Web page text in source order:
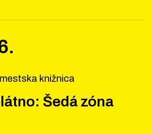
.
knižnica
Šedá zóna